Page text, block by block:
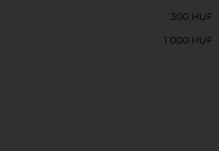
300 HUF
1 000 HUF